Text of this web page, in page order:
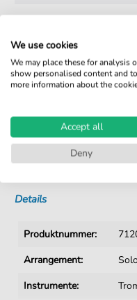
Von Musikern geprüft
Kein Abo. Fairer
Sofortiger Download
Details
Produktnummer:
Arrangement:
Instrumente:
We use cookies
We may place these for analysis
show personalised content and
more information about the
Accept all
Deny